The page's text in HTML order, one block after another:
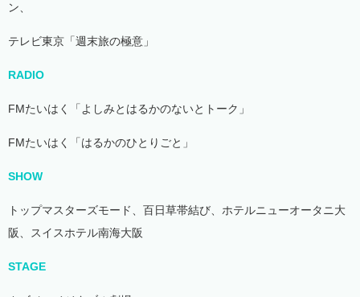
ン、
テレビ東京「週末旅の極意」
RADIO
FMたいはく「よしみとはるかのないとトーク」
FMたいはく「はるかのひとりごと」
SHOW
トップマスターズモード、百日草帯結び、ホテルニューオータニ大
阪、スイスホテル南海大阪
STAGE